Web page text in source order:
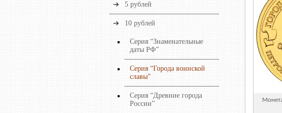
5 рублей
10 рублей
Серия “Знаменательные
даты РФ”
Серия “Города воинской
славы”
Серия “Древние города
России”